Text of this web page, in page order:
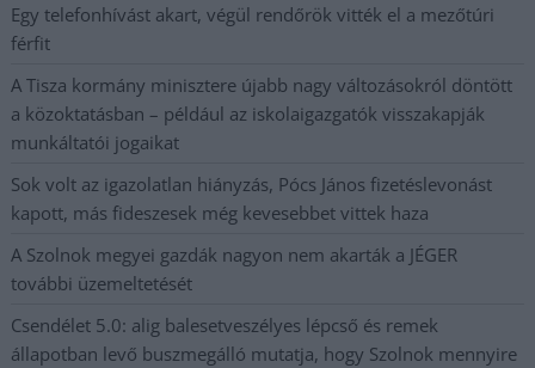
Egy telefonhívást akart, végül rendőrök vitték el a mezőtúri
férfit
A Tisza kormány minisztere újabb nagy változásokról döntött
a közoktatásban – például az iskolaigazgatók visszakapják
munkáltatói jogaikat
Sok volt az igazolatlan hiányzás, Pócs János fizetéslevonást
kapott, más fideszesek még kevesebbet vittek haza
A Szolnok megyei gazdák nagyon nem akarták a JÉGER
további üzemeltetését
Csendélet 5.0: alig balesetveszélyes lépcső és remek
állapotban levő buszmegálló mutatja, hogy Szolnok mennyire